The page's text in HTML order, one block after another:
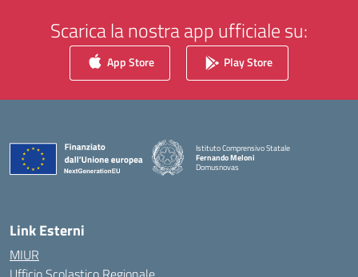
Scarica la nostra app ufficiale su:
App Store Play Store
Istituto Comprensivo Statale
Fernando Meloni
Domusnovas
Link Esterni
MIUR